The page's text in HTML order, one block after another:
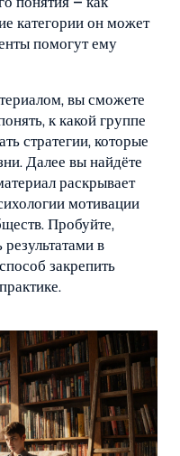
понятия – как
категории он может
помогут ему
вы сможете
к какой группе
стратегии, которые
Далее вы найдёте
раскрывает
мотивации
Пробуйте,
в
закрепить